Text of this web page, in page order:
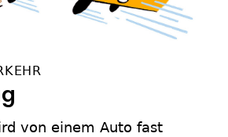
von einem Auto fast